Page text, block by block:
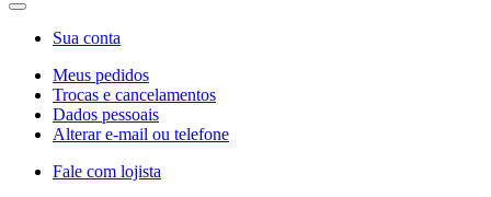
Sua conta
Meus pedidos
Trocas e cancelamentos
Dados pessoais
Alterar e-mail ou telefone
Fale com lojista